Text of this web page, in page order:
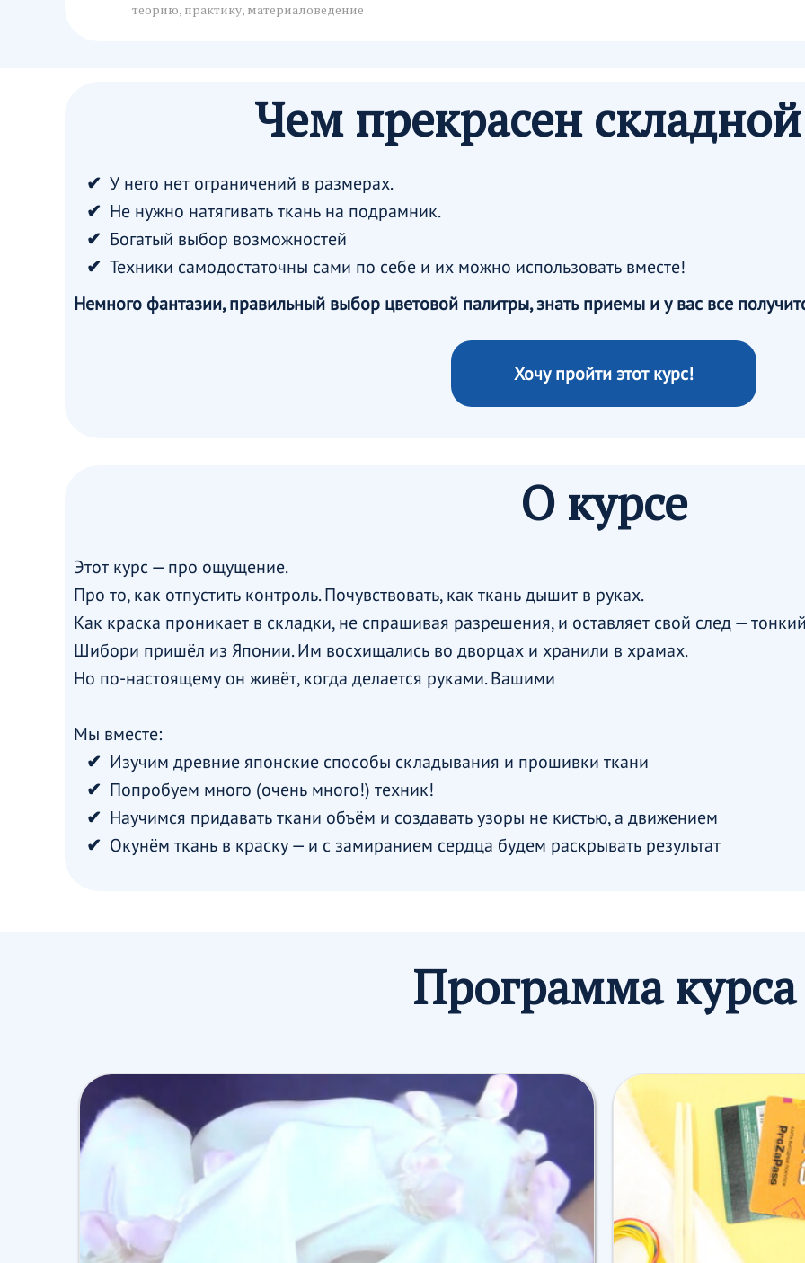
теорию, практику, материаловедение
Чем прекрасен
У него нет ограничений в размерах.
Не нужно натягивать ткань на подрамник.
Богатый выбор возможностей
Техники самодостаточны сами по себе и их можно использовать вмеcте!
Немного фантазии, правильный выбор цветовой палитры, знать приемы и у вас все
Хочу пройти этот курс!
О курсе
Этот курс — про ощущение.
Про то, как отпустить контроль. Почувствовать, как ткань дышит в руках.
Как краска проникает в складки, не спрашивая разрешения, и оставляет свой след —
Шибори пришёл из Японии. Им восхищались во дворцах и хранили в храмах.
Но по-настоящему он живёт, когда делается руками. Вашими
Мы вместе:
Изучим древние японские способы складывания и прошивки ткани
Попробуем много (очень много!) техник!
Научимся придавать ткани объём и создавать узоры не кистью, а движением
Окунём ткань в краску — и с замиранием сердца будем раскрывать результат
Программа курса